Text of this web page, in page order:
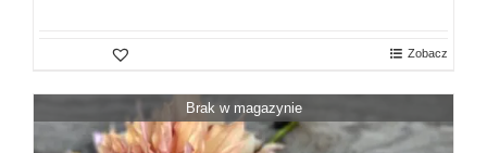
Zobacz
Brak w magazynie